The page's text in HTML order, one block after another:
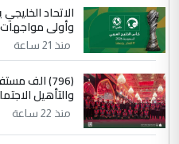
وأولى
منذ 21 ساعة
(796) الف
والتأهيل
منذ 22 ساعة